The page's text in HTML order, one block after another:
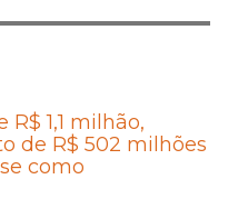
R$ 1,1 milhão,
de R$ 502 milhões
como